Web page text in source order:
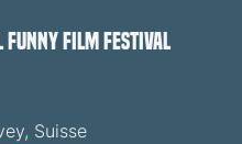
Funny Film Festival
Suisse